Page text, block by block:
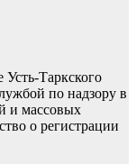
Таркского
по надзору в
и массовых
о регистрации